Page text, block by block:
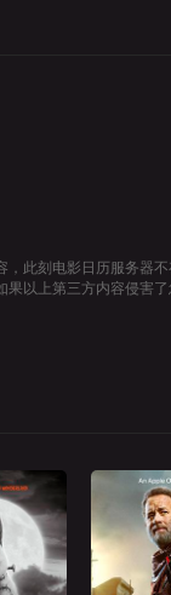
此刻电影日历服务器不
以上第三方内容侵害了